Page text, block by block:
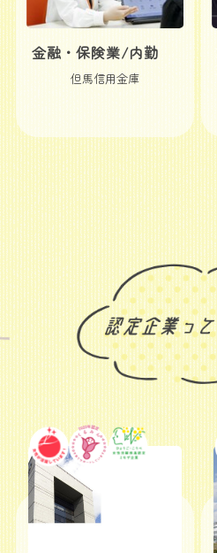
金融・保険業/内勤
但馬信用金庫